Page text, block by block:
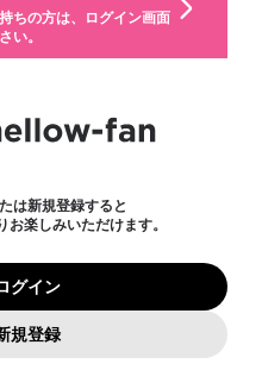
て削除しますか？
はい
フォロー
に追加しますか？
OK
は終了しました
OK
ンレターを送ることができま
でメッセージを書いたり、エ
ョンして、配信者に届けまし
ービスです。
) をページのトップに1つ固定で
ニューより設定することができま
を選択
。プレイリストは動画の再生画面
ストがありません
足しています
ください
ポリシーが更新されました。
変更後の内容をご確認いただ
しました。
しました
レスで新規登録
または
Google
JAPAN
サインアップ
レスでログイン
または
Google
JAPAN
サインイン
イン
グイン
はこちら
すか？アカウントを作成する
ちの方は、ログイン画面
い。
は新規登録すると
楽しみいただけます。
グイン
規登録
入力し、送信してください。
設定する
たメールアドレス
設定用URLを記載
OK
せん。
サービスの向上を目的として
ただくには、生年月の登録が
ドの入力
を入力してください。
ン）が受信拒否設定に含まれて
。
入力
期限が切れたた
ム会員に入会
さい
利用規約に違反しているかどうか
この機能をむやみに使用すること
。
トをお持ちでない方
を作成
ミュニティーサービスで、mellow-
に関してのお問い合わせには
Discordの仕様変更により、限定コ
る可能性がありますが、その際の補